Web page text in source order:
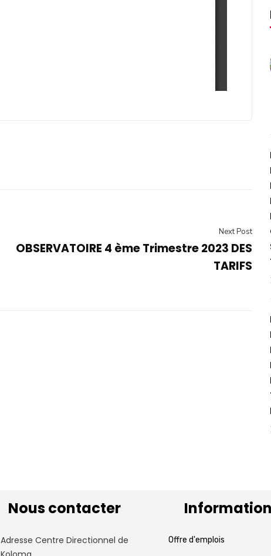
Next Post
OBSERVATOIRE 4 ème Trimestre 2023 DES
TARIFS
Nous contacter
Adresse Centre Directionnel de
Offre d'emplois